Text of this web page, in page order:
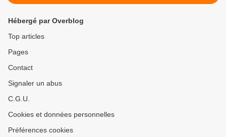
Hébergé par Overblog
Top articles
Pages
Contact
Signaler un abus
C.G.U.
Cookies et données personnelles
Préférences cookies